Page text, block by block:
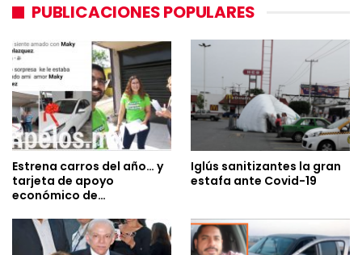
PUBLICACIONES POPULARES
Estrena carros del año… y
tarjeta de apoyo
económico de…
Iglús sanitizantes la gran
estafa ante Covid-19